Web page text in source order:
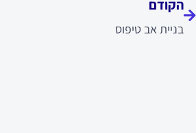
הקודם
בניית אב טיפוס